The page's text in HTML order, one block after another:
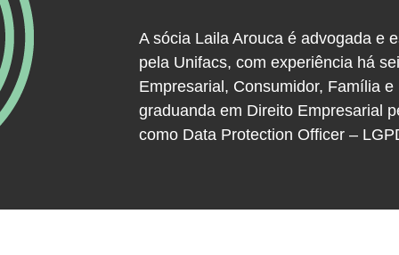
A sócia Laila Arouca é advogada e
pela Unifacs, com experiência há
Empresarial, Consumidor, Família
graduanda em Direito Empresarial
como Data Protection Officer –